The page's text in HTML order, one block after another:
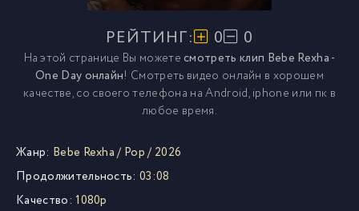
РЕЙТИНГ: 0 0
На этой странице Вы можетесмотреть клип Bebe Rexha -
One Day онлайн! Смотреть видео онлайн в хорошем
качестве, со своего телефона на Android, iphone или пк в
любое время.
Жанр: Bebe Rexha/ Pop/ 2026
Продолжительность: 03:08
Качество: 1080p